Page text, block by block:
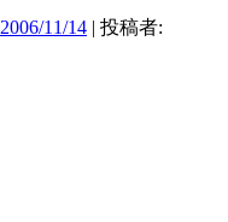
2006/11/14 | 投稿者: